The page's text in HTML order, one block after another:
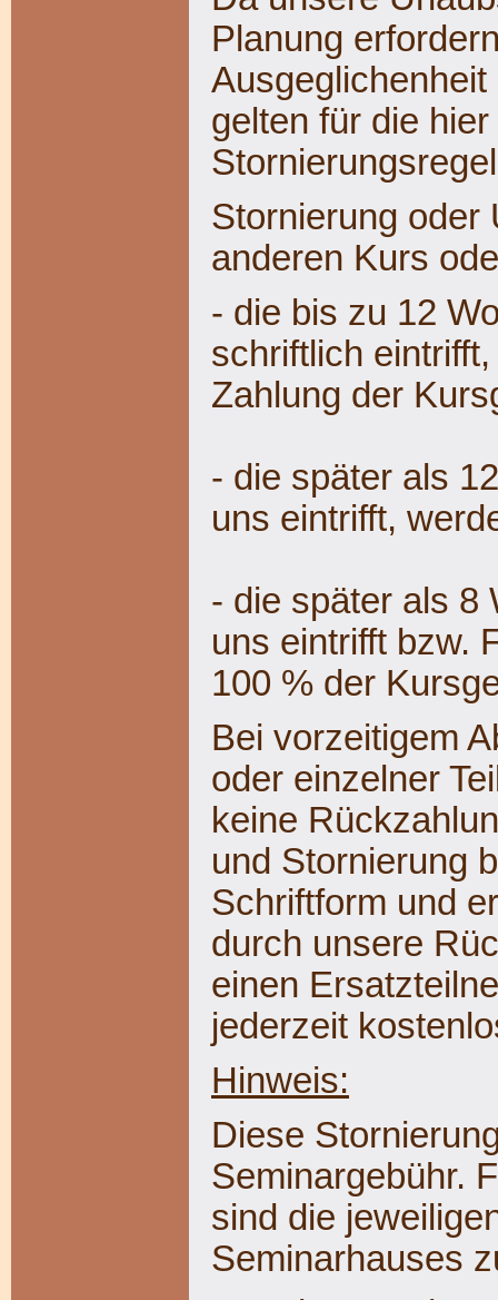
Planung
gelten für die
Stornierung oder
anderen Kurs
- die bis zu 12
schriftlich
Zahlung der
- die später als
uns eintrifft,
- die später als 8
uns eintrifft bzw.
100 % der
Bei vorzeitigem
oder einzelner
keine
und Stornierung
Schriftform und
durch unsere
einen
jederzeit
Hinweis:
Diese
Seminargebühr.
sind die
Seminarhauses